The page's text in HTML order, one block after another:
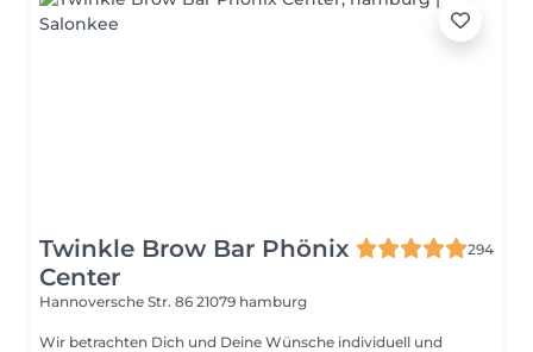
Twinkle Brow Bar Phönix
Center
294
Hannoversche Str. 86 21079 hamburg
Wir betrachten Dich und Deine Wünsche individuell und